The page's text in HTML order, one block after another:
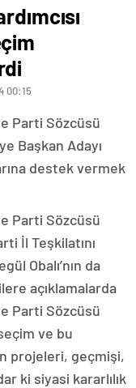
00:15
Parti Sözcüsü
Başkan Adayı
destek vermek
Parti Sözcüsü
İl Teşkilatını
Obalı’nın da
açıklamalarda
Parti Sözcüsü
ve bu
projeleri, geçmişi,
ki siyasi kararlılık